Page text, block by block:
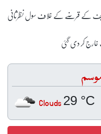
کے قرضے کے خلاف سول نظرثانی
کر دی گئی
29 °C
Clouds